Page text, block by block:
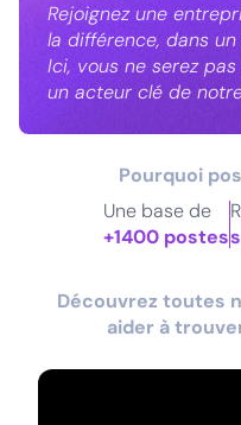
Rejoignez une
la différence, dans
Ici, vous ne serez
un acteur clé de
Pourquoi
Une base de
+1400 postes
Découvrez toutes
aider à